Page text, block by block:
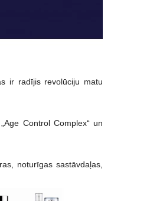
ir radījis revolūciju matu
Control Complex“ un
noturīgas sastāvdaļas,